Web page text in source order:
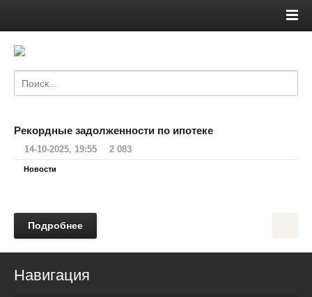
Рекордные задолженности по ипотеке
14-10-2025, 19:55 2 083
Новости
Подробнее
Навигация